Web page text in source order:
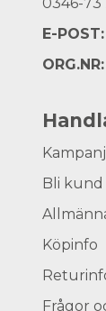
E-POST:
ORG.NR:
Bli kund
Köpinfo
Frågor